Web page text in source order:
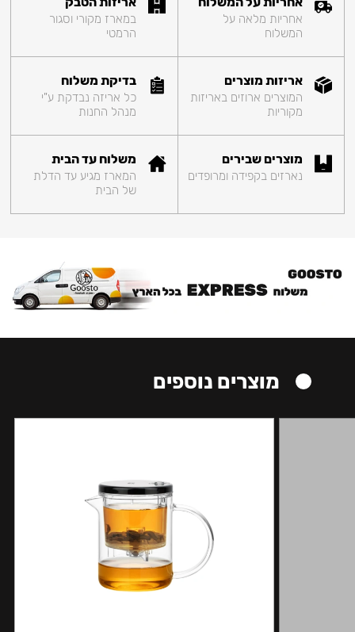
אחריות מלאה על
המשלוח
במארז מקורי וסגור
הרמטי
אריזות מוצרים
המוצרים ארוזים באריזות
מקוריות
בדיקת משלוח
כל אריזה נבדקת ע"י
מנהל החנות
מוצרים שבירים
נארזים בקפידה ומרופדים
משלוח עד הבית
המארז מגיע עד הדלת
של הבית
מוצרים נוספים